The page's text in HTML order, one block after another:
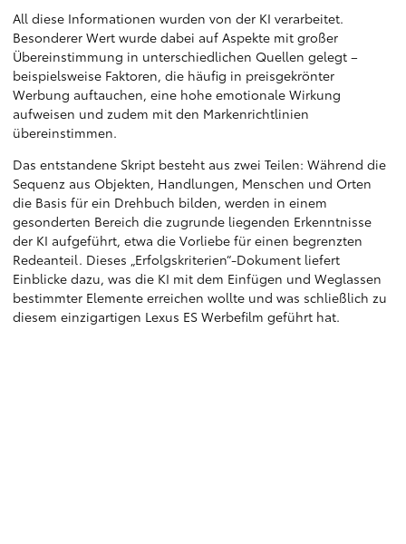
All diese Informationen wurden von der KI verarbeitet.
Besonderer Wert wurde dabei auf Aspekte mit großer
Übereinstimmung in unterschiedlichen Quellen gelegt –
beispielsweise Faktoren, die häufig in preisgekrönter
Werbung auftauchen, eine hohe emotionale Wirkung
aufweisen und zudem mit den Markenrichtlinien
übereinstimmen.
Das entstandene Skript besteht aus zwei Teilen: Während die
Sequenz aus Objekten, Handlungen, Menschen und Orten
die Basis für ein Drehbuch bilden, werden in einem
gesonderten Bereich die zugrunde liegenden Erkenntnisse
der KI aufgeführt, etwa die Vorliebe für einen begrenzten
Redeanteil. Dieses „Erfolgskriterien“-Dokument liefert
Einblicke dazu, was die KI mit dem Einfügen und Weglassen
bestimmter Elemente erreichen wollte und was schließlich zu
diesem einzigartigen Lexus ES Werbefilm geführt hat.